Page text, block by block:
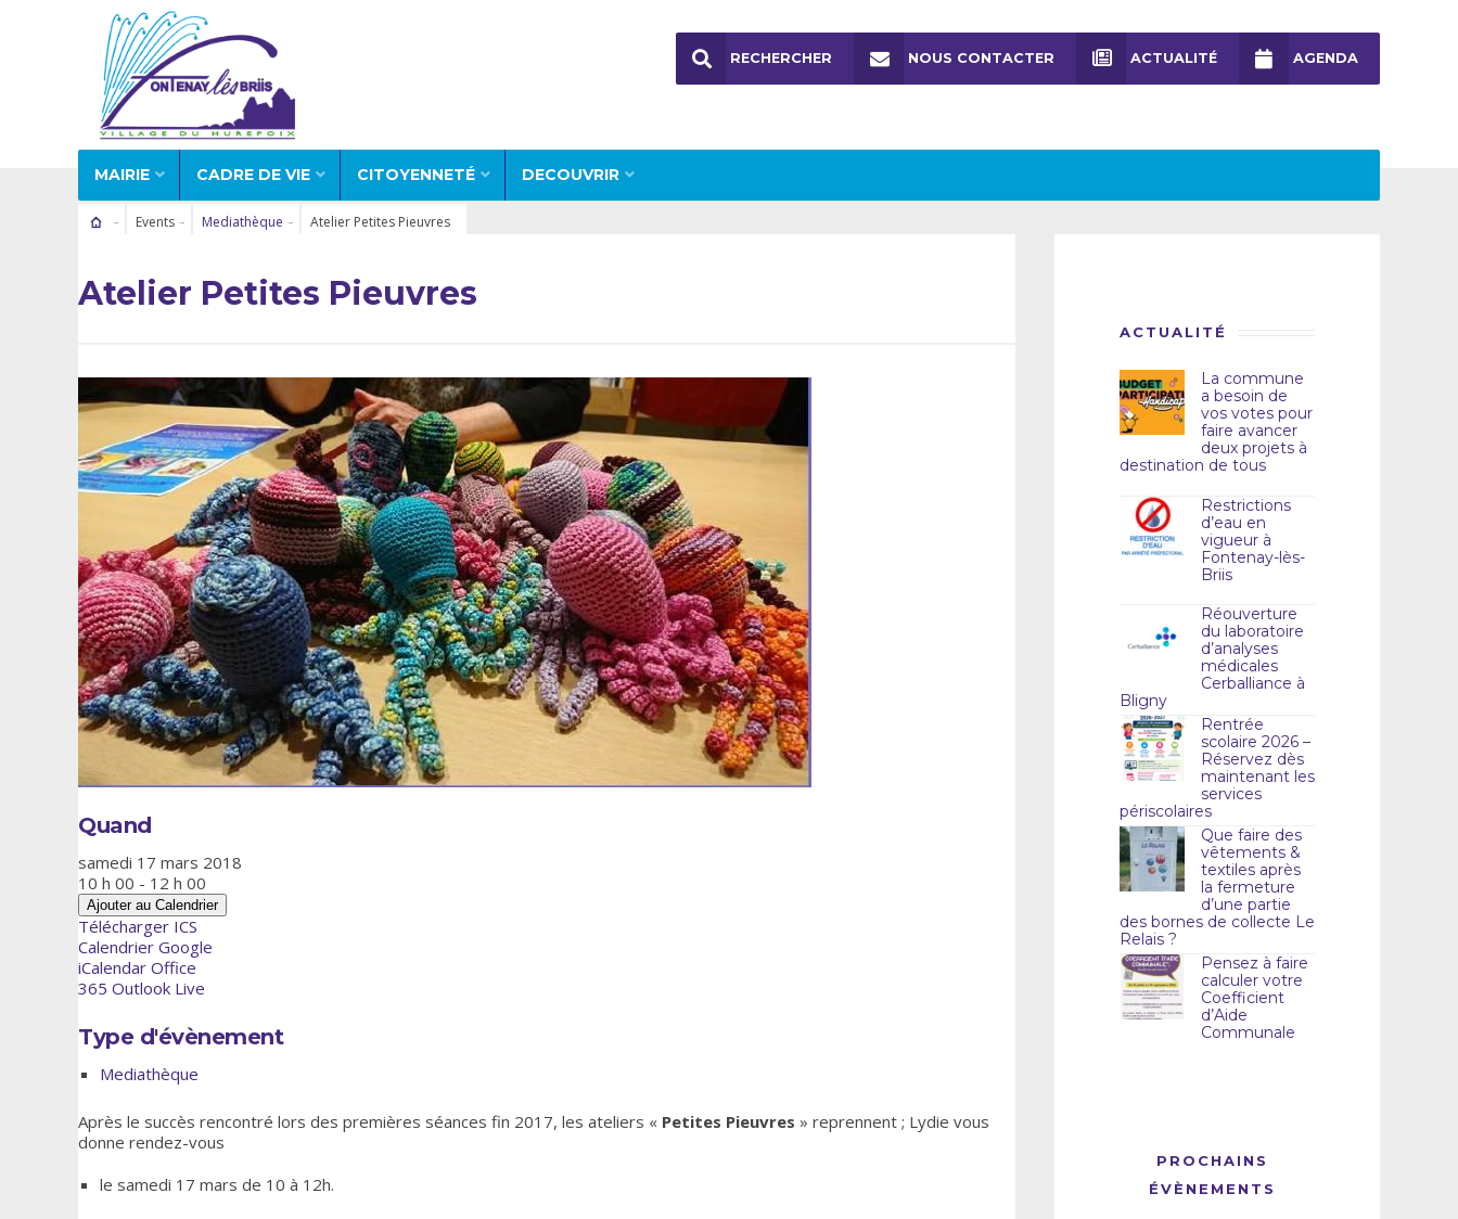
MAIRIE CADRE DE VIE CITOYENNETÉ DECOUVRIR
RECHERCHER NOUS CONTACTER ACTUALITÉ AGENDA
Events Mediathèque Atelier Petites Pieuvres
Atelier Petites Pieuvres
Quand
samedi 17 mars 2018
10 h 00 - 12 h 00
Ajouter au Calendrier
Télécharger ICS
Calendrier Google
iCalendar Office
365 Outlook Live
Type d'évènement
Mediathèque
Après le succès rencontré lors des premières séances fin 2017, les ateliers « Petites Pieuvres » reprennent ; Lydie vous
donne rendez-vous
le samedi 17 mars de 10 à 12h.
ACTUALITÉ
La commune
a besoin de
vos votes pour
faire avancer
deux projets à
destination de tous
Restrictions
d’eau en
vigueur à
Fontenay-lès-
Briis
Réouverture
du laboratoire
d’analyses
médicales
Cerballiance à
Bligny
Rentrée
scolaire 2026 –
Réservez dès
maintenant les
services
périscolaires
Que faire des
vêtements &
textiles après
la fermeture
d’une partie
des bornes de collecte Le
Relais ?
Pensez à faire
calculer votre
Coefficient
d’Aide
Communale
PROCHAINS
ÉVÈNEMENTS